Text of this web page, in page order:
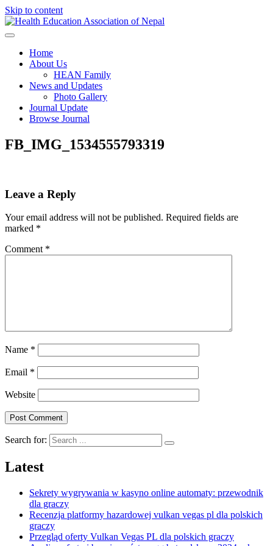
Skip to content
Health Education Association of
Nepal
Home
About Us
HEAN Family
News and Updates
Photo Gallery
Journal Update
Browse Journal
FB_IMG_1534555793319
Leave a Reply
Your email address will not be published. Required fields are
marked *
Comment *
Name *
Email *
Website
Search for:
Latest
Sekrety wygrywania w kasyno online automaty: przewodnik
dla graczy
Recenzja platformy hazardowej vulkan vegas pl dla polskich
graczy
Przegląd oferty Vulkan Vegas PL dla polskich graczy